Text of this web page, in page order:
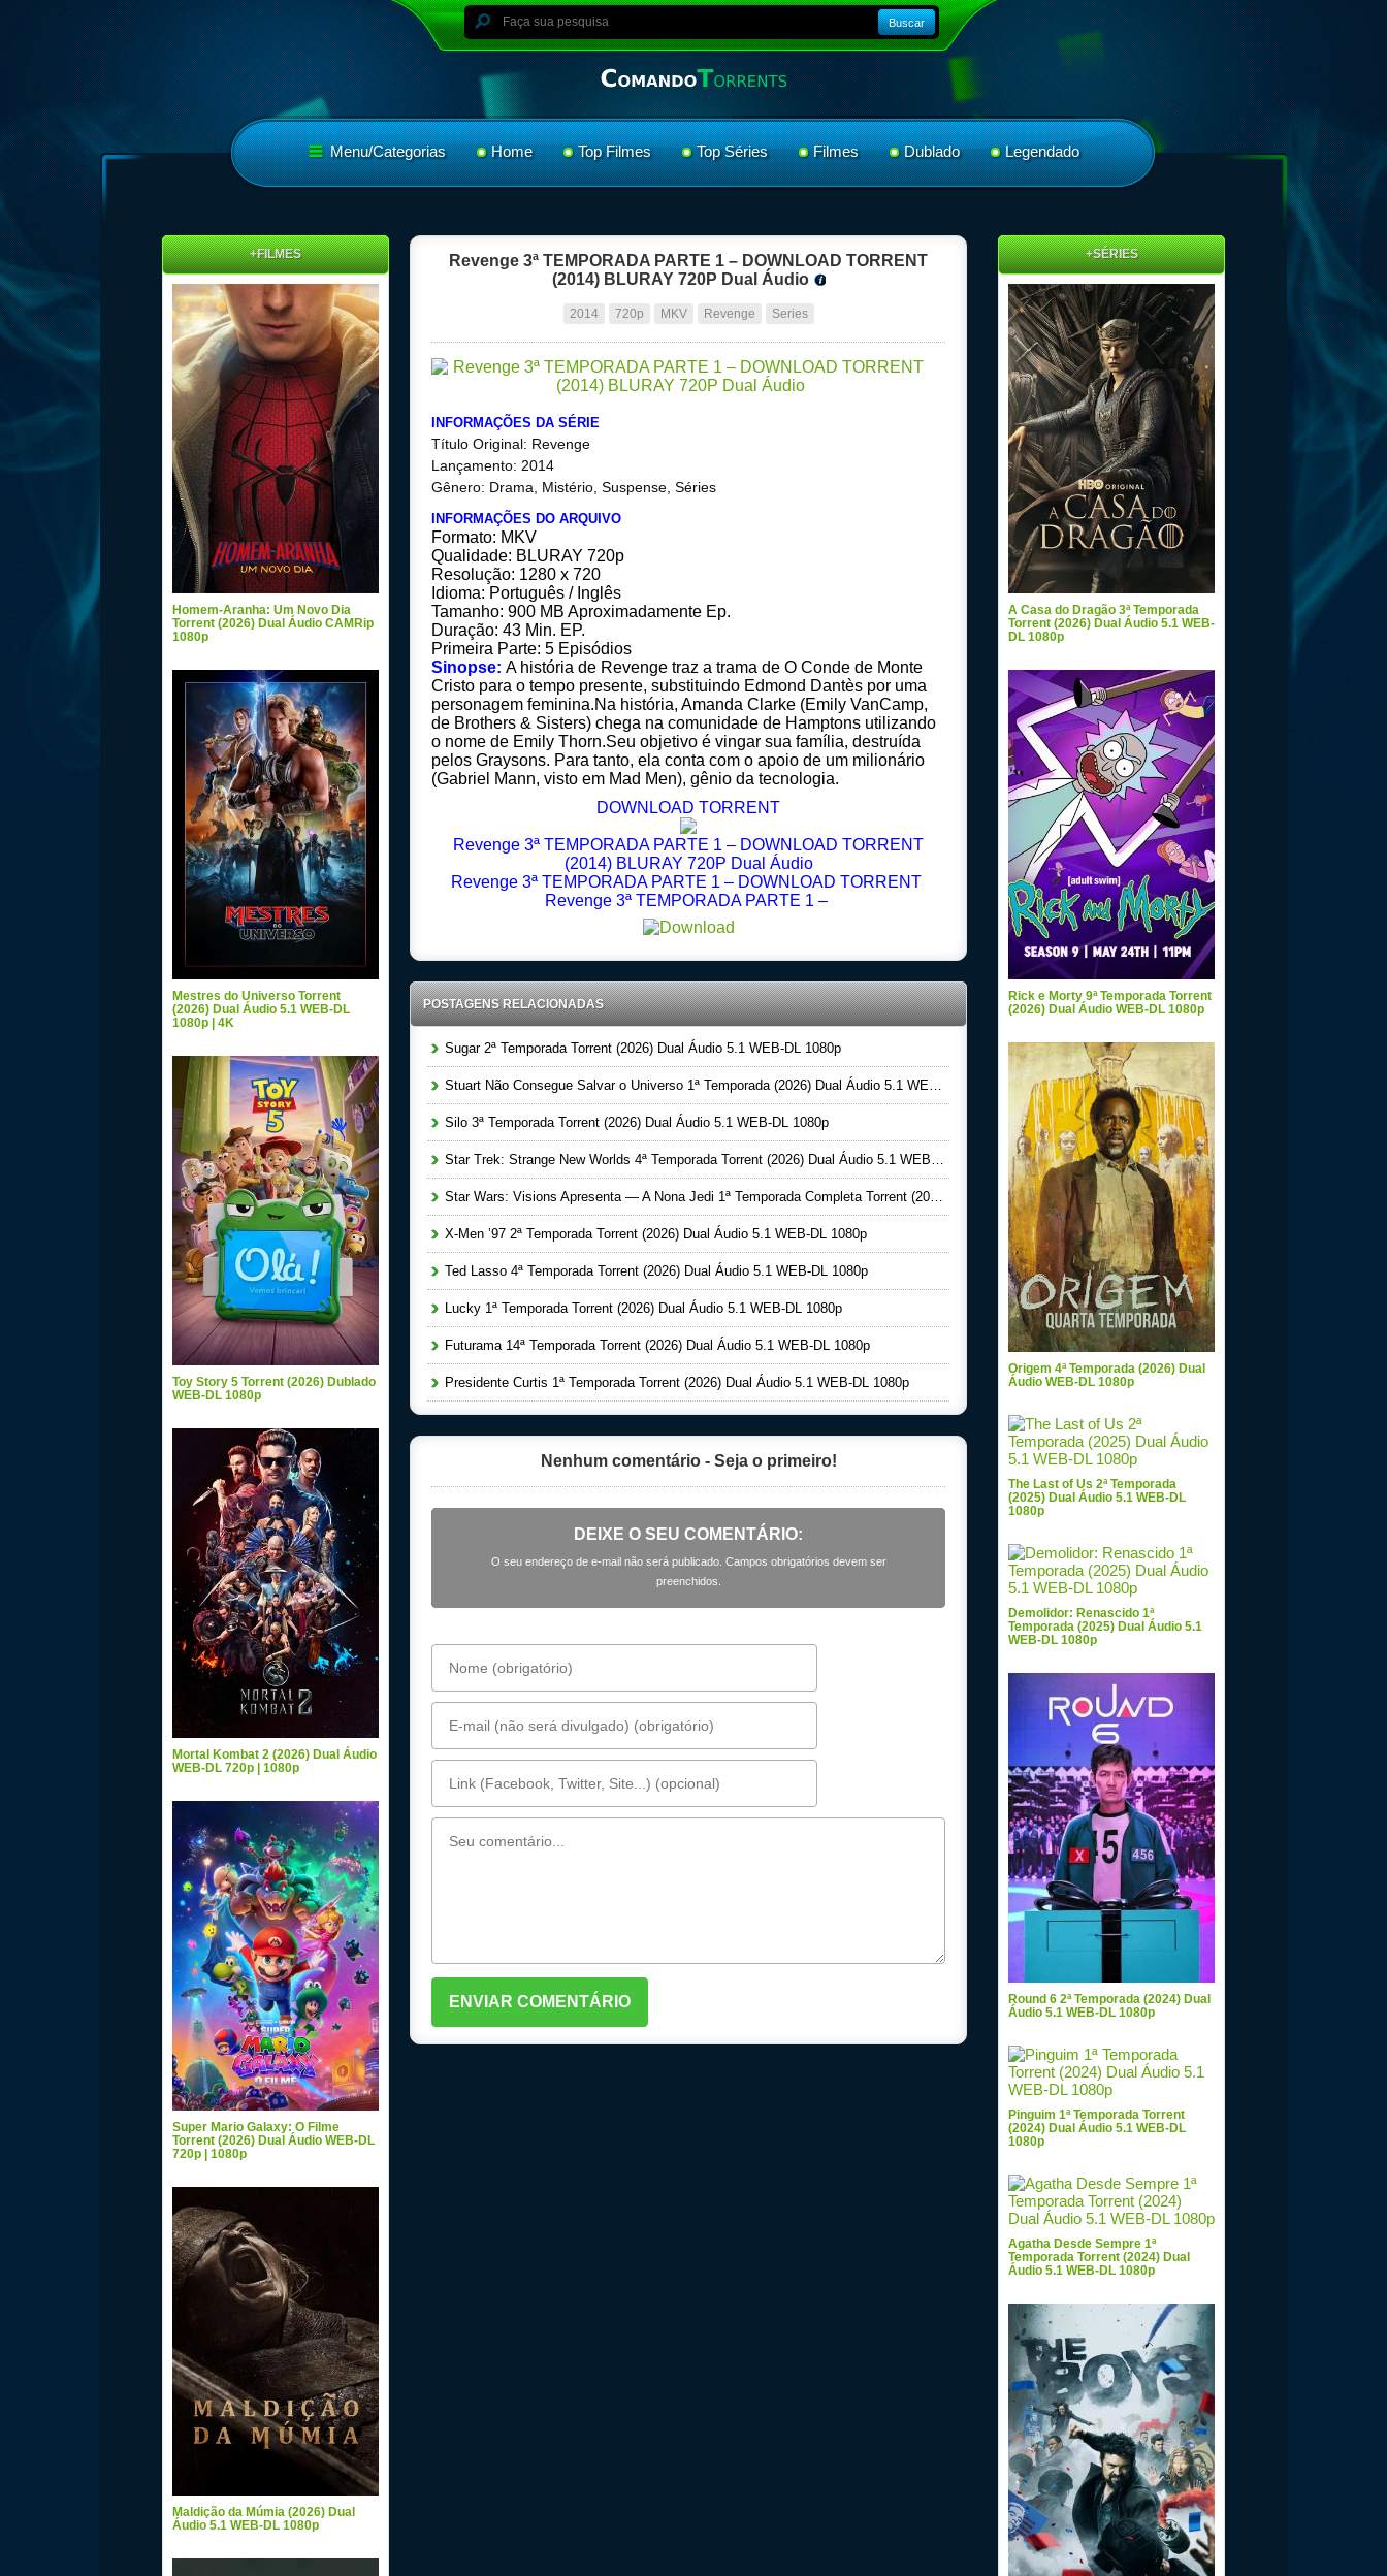
Buscar
Menu/Categorias Home Top Filmes Top Séries Filmes Dublado Legendado
Revenge 3ª TEMPORADA PARTE 1 – DOWNLOAD TORRENT
(2014) BLURAY 720P Dual Áudio
2014 720p MKV Revenge Series
INFORMAÇÕES DA SÉRIE
Título Original: Revenge
Lançamento: 2014
Gênero: Drama, Mistério, Suspense, Séries
INFORMAÇÕES DO ARQUIVO
Formato: MKV
Qualidade: BLURAY 720p
Resolução: 1280 x 720
Idioma: Português / Inglês
Tamanho: 900 MB Aproximadamente Ep.
Duração: 43 Min. EP.
Primeira Parte: 5 Episódios
Sinopse: A história de Revenge traz a trama de O Conde de Monte
Cristo para o tempo presente, substituindo Edmond Dantès por uma
personagem feminina.Na história, Amanda Clarke (Emily VanCamp,
de Brothers & Sisters) chega na comunidade de Hamptons utilizando
o nome de Emily Thorn.Seu objetivo é vingar sua família, destruída
pelos Graysons. Para tanto, ela conta com o apoio de um milionário
(Gabriel Mann, visto em Mad Men), gênio da tecnologia.
DOWNLOAD TORRENT
Revenge 3ª TEMPORADA PARTE 1 – DOWNLOAD TORRENT
(2014) BLURAY 720P Dual Áudio
Revenge 3ª TEMPORADA PARTE 1 – DOWNLOAD TORRENT
Revenge 3ª TEMPORADA PARTE 1 –
POSTAGENS RELACIONADAS
Sugar 2ª Temporada Torrent (2026) Dual Áudio 5.1 WEB-DL 1080p
Stuart Não Consegue Salvar o Universo 1ª Temporada (2026) Dual Áudio 5.1 WEB-DL 1080p
Silo 3ª Temporada Torrent (2026) Dual Áudio 5.1 WEB-DL 1080p
Star Trek: Strange New Worlds 4ª Temporada Torrent (2026) Dual Áudio 5.1 WEB-DL 1080p
Star Wars: Visions Apresenta — A Nona Jedi 1ª Temporada Completa Torrent (2026) Dual Áudio 5.1 WEB-DL 1080p
X-Men ’97 2ª Temporada Torrent (2026) Dual Áudio 5.1 WEB-DL 1080p
Ted Lasso 4ª Temporada Torrent (2026) Dual Áudio 5.1 WEB-DL 1080p
Lucky 1ª Temporada Torrent (2026) Dual Áudio 5.1 WEB-DL 1080p
Futurama 14ª Temporada Torrent (2026) Dual Áudio 5.1 WEB-DL 1080p
Presidente Curtis 1ª Temporada Torrent (2026) Dual Áudio 5.1 WEB-DL 1080p
Nenhum comentário - Seja o primeiro!
DEIXE O SEU COMENTÁRIO:
O seu endereço de e-mail não será publicado. Campos obrigatórios devem ser
preenchidos.
+FILMES
Homem-Aranha: Um Novo Dia
Torrent (2026) Dual Áudio CAMRip
1080p
Mestres do Universo Torrent
(2026) Dual Áudio 5.1 WEB-DL
1080p | 4K
Toy Story 5 Torrent (2026) Dublado
WEB-DL 1080p
Mortal Kombat 2 (2026) Dual Áudio
WEB-DL 720p | 1080p
Super Mario Galaxy: O Filme
Torrent (2026) Dual Áudio WEB-DL
720p | 1080p
Maldição da Múmia (2026) Dual
Áudio 5.1 WEB-DL 1080p
+SÉRIES
A Casa do Dragão 3ª Temporada
Torrent (2026) Dual Áudio 5.1 WEB-
DL 1080p
Rick e Morty 9ª Temporada Torrent
(2026) Dual Áudio WEB-DL 1080p
Origem 4ª Temporada (2026) Dual
Áudio WEB-DL 1080p
The Last of Us 2ª Temporada
(2025) Dual Áudio 5.1 WEB-DL
1080p
Demolidor: Renascido 1ª
Temporada (2025) Dual Áudio 5.1
WEB-DL 1080p
Round 6 2ª Temporada (2024) Dual
Áudio 5.1 WEB-DL 1080p
Pinguim 1ª Temporada Torrent
(2024) Dual Áudio 5.1 WEB-DL
1080p
Agatha Desde Sempre 1ª
Temporada Torrent (2024) Dual
Áudio 5.1 WEB-DL 1080p